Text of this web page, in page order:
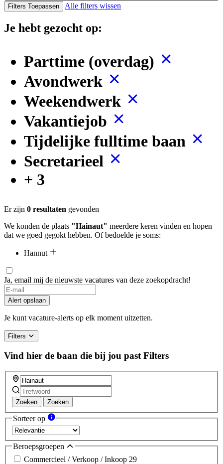
Filters Toepassen Alle filters wissen
Je hebt gezocht op:
Parttime (overdag)
Avondwerk
Weekendwerk
Vakantiejob
Tijdelijke fulltime baan
Secretarieel
+ 3
Er zijn 0 resultaten gevonden
We konden de plaats "Hainaut" meerdere keren vinden en hopen
dat we goed gegokt hebben. Of bedoelde je soms:
Hannut
Ja, email mij de nieuwste vacatures van deze zoekopdracht!
Alert opslaan
Je kunt vacature-alerts op elk moment uitzetten.
Filters
Vind hier de baan die bij jou past Filters
Zoeken Zoeken
Sorteer op
Beroepsgroepen
Commercieel / Verkoop / Inkoop 29